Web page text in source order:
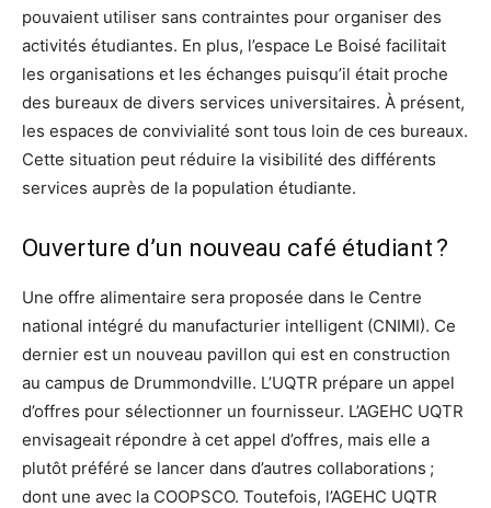
pouvaient utiliser sans contraintes pour organiser des
activités étudiantes. En plus, l’espace Le Boisé facilitait
les organisations et les échanges puisqu’il était proche
des bureaux de divers services universitaires. À présent,
les espaces de convivialité sont tous loin de ces bureaux.
Cette situation peut réduire la visibilité des différents
services auprès de la population étudiante.
Ouverture d’un nouveau café étudiant ?
Une offre alimentaire sera proposée dans le Centre
national intégré du manufacturier intelligent (CNIMI). Ce
dernier est un nouveau pavillon qui est en construction
au campus de Drummondville. L’UQTR prépare un appel
d’offres pour sélectionner un fournisseur. L’AGEHC UQTR
envisageait répondre à cet appel d’offres, mais elle a
plutôt préféré se lancer dans d’autres collaborations ;
dont une avec la COOPSCO. Toutefois, l’AGEHC UQTR